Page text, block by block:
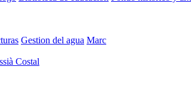
Gestion del agua Marc
Costal